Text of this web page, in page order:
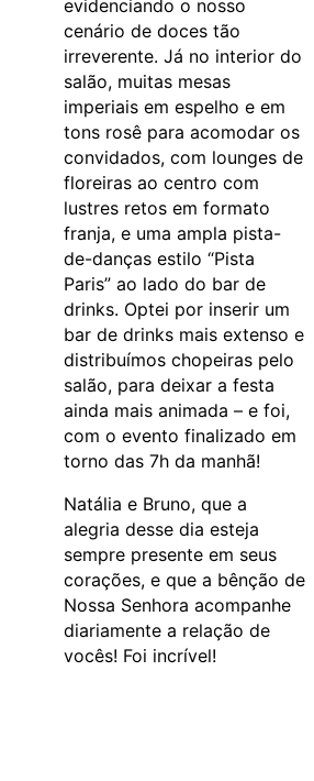
evidenciando o nosso
cenário de doces tão
irreverente. Já no interior do
salão, muitas mesas
imperiais em espelho e em
tons rosê para acomodar os
convidados, com lounges de
floreiras ao centro com
lustres retos em formato
franja, e uma ampla pista-
de-danças estilo “Pista
Paris” ao lado do bar de
drinks. Optei por inserir um
bar de drinks mais extenso e
distribuímos chopeiras pelo
salão, para deixar a festa
ainda mais animada – e foi,
com o evento finalizado em
torno das 7h da manhã!
Natália e Bruno, que a
alegria desse dia esteja
sempre presente em seus
corações, e que a bênção de
Nossa Senhora acompanhe
diariamente a relação de
vocês! Foi incrível!